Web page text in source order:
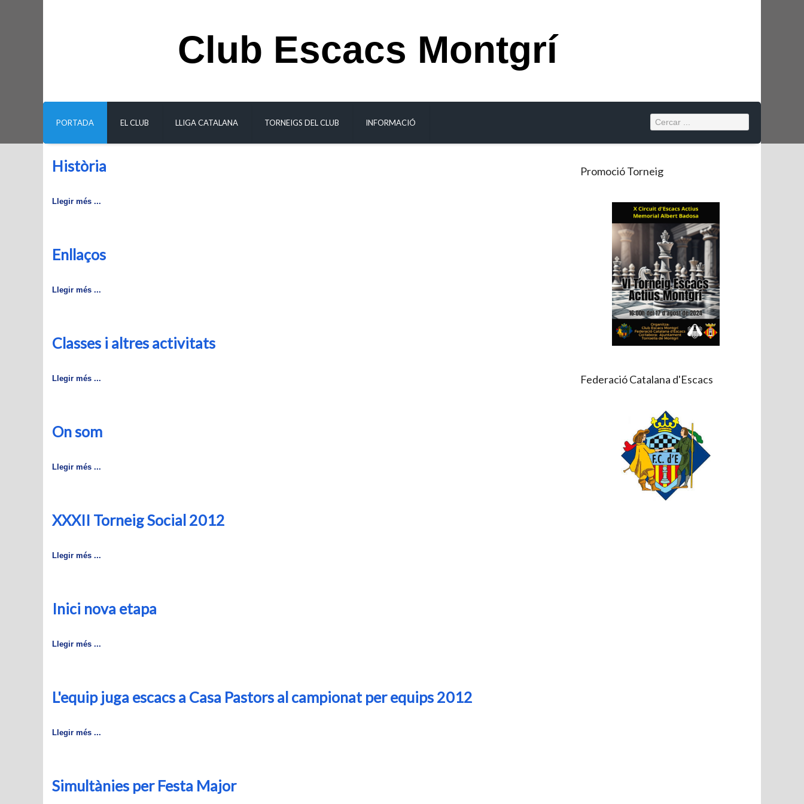
PORTADA EL CLUB LLIGA CATALANA TORNEIGS DEL CLUB INFORMACIÓ
Club Escacs Montgrí
Promoció Torneig
Federació Catalana d'Escacs
Història
Llegir més ...
Enllaços
Llegir més ...
Classes i altres activitats
Llegir més ...
On som
Llegir més ...
XXXII Torneig Social 2012
Llegir més ...
Inici nova etapa
Llegir més ...
L'equip juga escacs a Casa Pastors al campionat per equips 2012
Llegir més ...
Simultànies per Festa Major